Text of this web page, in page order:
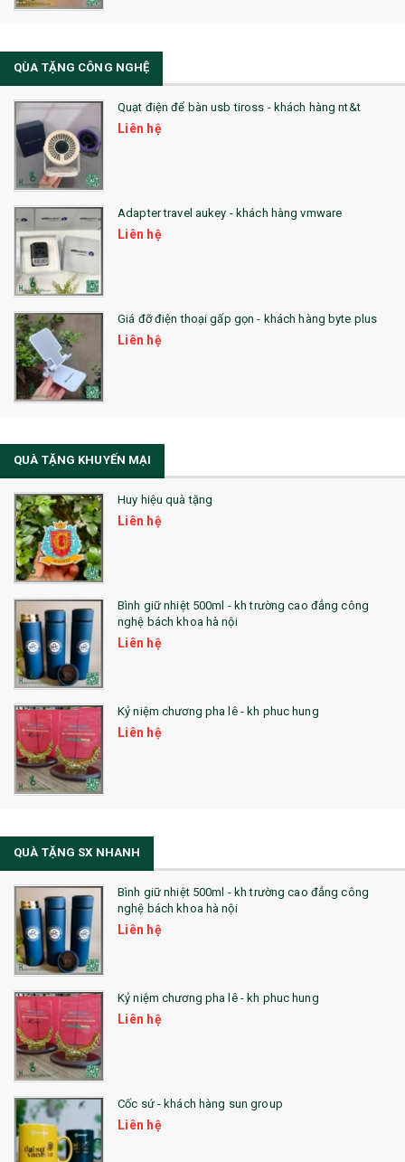
36. QUẠT NHỰA QUẢNG CÁO
QUÀ TẶNG KHUYẾN MẠI
QUÀ TẶNG SX NHANH
QUÀ TẶNG HỘI THẢO
QUÀ TẶNG CÔNG NGHỆ
SẢN PHẨM ĐÃ THỰC HIỆN
QUÀ TẶNG SỨC KHỎE
SẢN PHẨM MỚI 2021
Sổ Sạc Đa Năng
La Fonte
QÙA TẶNG CÔNG NGHỆ
Quạt điện để bàn usb tiross - khách hàng nt&t
Liên hệ
Adapter travel aukey - khách hàng vmware
Liên hệ
Giá đỡ điện thoại gấp gọn - khách hàng byte plus
Liên hệ
QUÀ TẶNG KHUYẾN MẠI
Huy hiệu quà tặng
Liên hệ
Bình giữ nhiệt 500ml - kh trường cao đẳng công
nghệ bách khoa hà nội
Liên hệ
Kỷ niệm chương pha lê - kh phuc hung
Liên hệ
QUÀ TẶNG SX NHANH
Bình giữ nhiệt 500ml - kh trường cao đẳng công
nghệ bách khoa hà nội
Liên hệ
Kỷ niệm chương pha lê - kh phuc hung
Liên hệ
Cốc sứ - khách hàng sun group
Liên hệ